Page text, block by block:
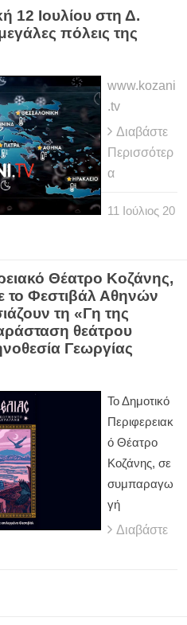
12 Ιουλίου στη Δ.
πόλεις της
www.kozani
.tv
Διαβάστε
Περισσότερ
α
11 Ιούλιος 20
Θέατρο Κοζάνης,
Φεστιβάλ Αθηνών
τη «Γη της
θεάτρου
Γεωργίας
Το Δημοτικό
Περιφερειακ
ό Θέατρο
Κοζάνης, σε
συμπαραγω
γή
Διαβάστε